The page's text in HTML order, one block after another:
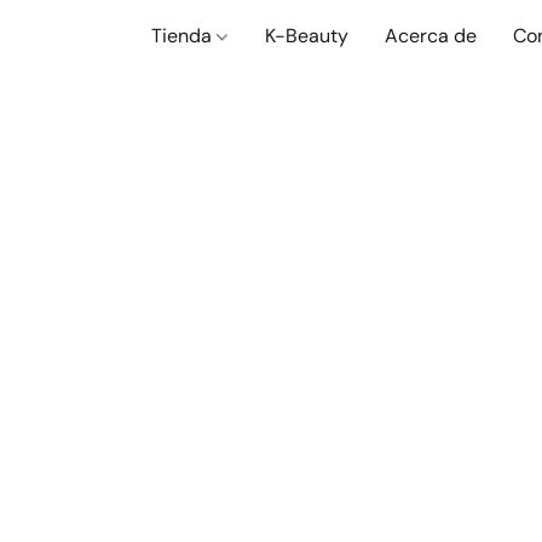
Tienda K-Beauty Acerca de